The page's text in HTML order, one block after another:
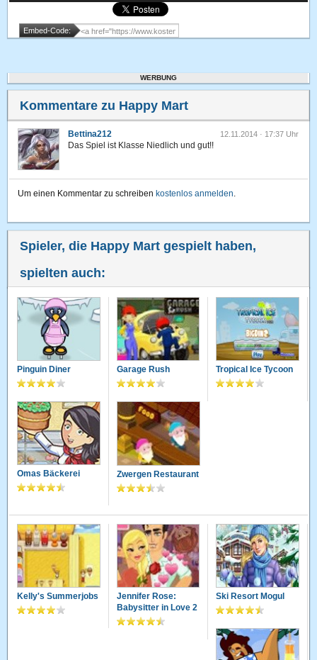
Embed-Code:
WERBUNG
Kommentare zu Happy Mart
Bettina212 12.11.2014 · 17:37 Uhr
Das Spiel ist Klasse Niedlich und gut!!
Um einen Kommentar zu schreiben kostenlos anmelden.
Spieler, die Happy Mart gespielt haben,
spielten auch:
Pinguin Diner Garage Rush Tropical Ice Tycoon
Omas Bäckerei Zwergen Restaurant
Kelly's Summerjobs
Jennifer Rose:
Babysitter in Love 2
Ski Resort Mogul